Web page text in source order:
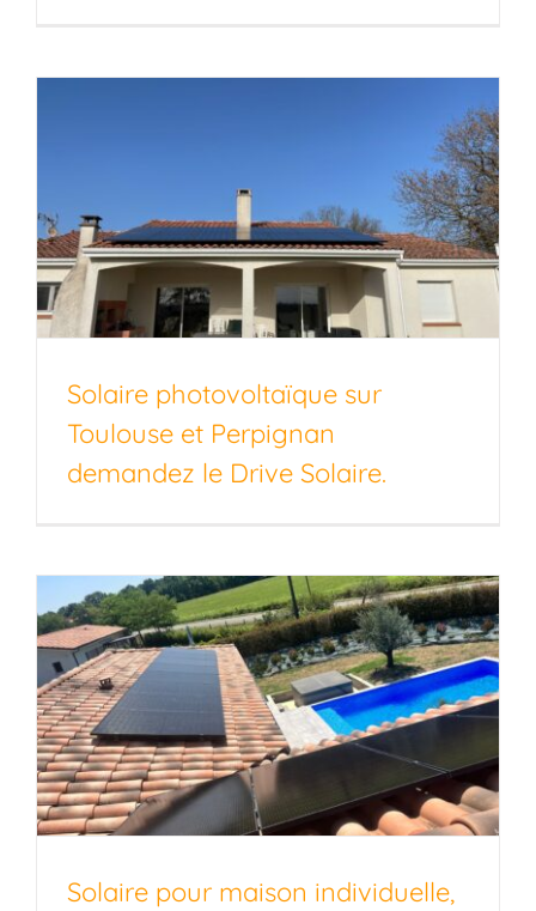
Solaire photovoltaïque sur
Toulouse et Perpignan
demandez le Drive Solaire.
Solaire pour maison individuelle,